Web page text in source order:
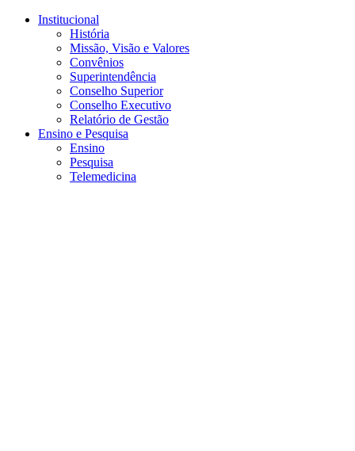
Conteúdo principal
Institucional
História
Missão, Visão e Valores
Convênios
Superintendência
Conselho Superior
Conselho Executivo
Relatório de Gestão
Ensino e Pesquisa
Ensino
Pesquisa
Telemedicina